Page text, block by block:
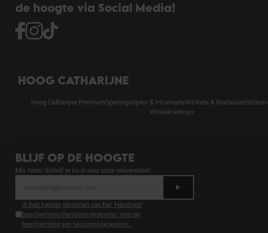
de hoogte via Social Media!
HOOG CATHARIJNE
Hoog Catharijne PremiumOpeningstijden & InformatieWinkels & RestaurantsDeals
Winkelcentrum
BLIJF OP DE HOOGTE
Mis niets! Schrijf je nu in voor onze nieuwsbrief.
Ik heb kennis genomen van het 'Handvest
bescherming Persoonsgegevens' over de
bescherming van persoonsgegevens..